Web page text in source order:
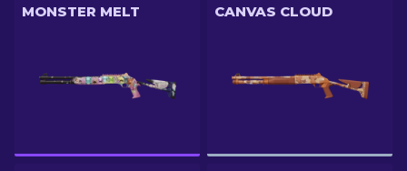
MONSTER MELT CANVAS CLOUD